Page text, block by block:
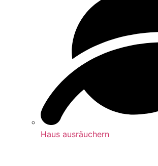
Haus ausräuchern